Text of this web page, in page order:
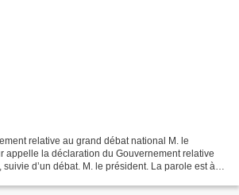
relative au grand débat national M. le
appelle la déclaration du Gouvernement relative
d’un débat. M. le président. La parole est à